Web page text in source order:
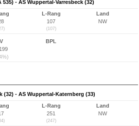
- AS Wuppertal-Varresbeck (32)
L-Rang
107
(107)
Land
NW
BPL
(32) - AS Wuppertal-Katernberg (33)
L-Rang
251
(247)
Land
NW